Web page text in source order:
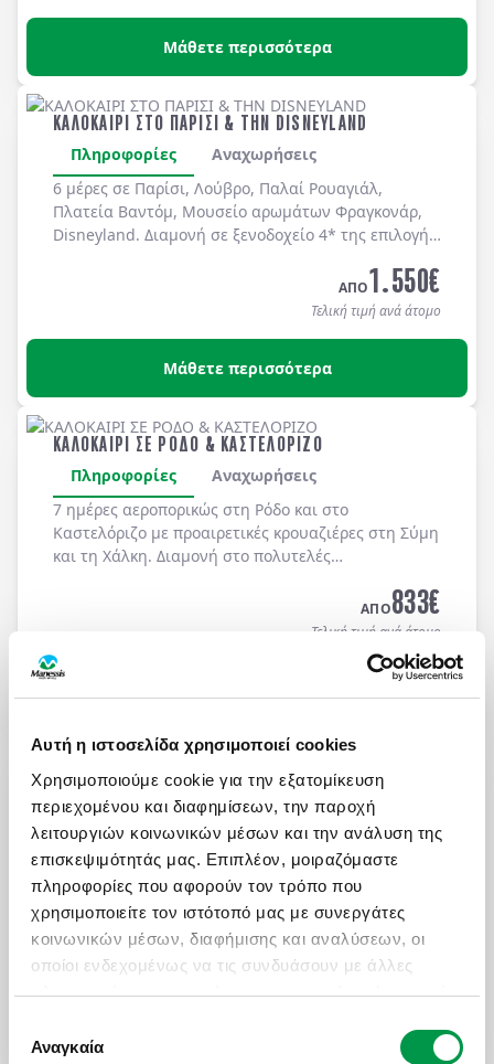
Αυτή η ιστοσελίδα χρησιμοποιεί cookies
Χρησιμοποιούμε cookie για την εξατομίκευση
περιεχομένου και διαφημίσεων, την παροχή
λειτουργιών κοινωνικών μέσων και την ανάλυση της
επισκεψιμότητάς μας. Επιπλέον, μοιραζόμαστε
πληροφορίες που αφορούν τον τρόπο που
χρησιμοποιείτε τον ιστότοπό μας με συνεργάτες
κοινωνικών μέσων, διαφήμισης και αναλύσεων, οι
οποίοι ενδεχομένως να τις συνδυάσουν με άλλες
πληροφορίες που τους έχετε παραχωρήσει ή τις οποίες
χρήση των υπηρεσιών τους.
συγκατάθεσης
Αναγκαία
Μάθετε περισσότερα
ΚΑΛΟΚΑΙΡΙ ΣΤΟ ΠΑΡΙΣΙ & ΤΗΝ DISNEYLAND
Πληροφορίες
Αναχωρήσεις
6 μέρες σε Παρίσι, Λούβρο, Παλαί Ρουαγιάλ,
Πλατεία Βαντόμ, Μουσείο αρωμάτων Φραγκονάρ,
Disneyland. Διαμονή σε ξενοδοχείo 4* της επιλογής
ΑΠΟ1.550€
Τελική τιμή ανά άτομο
Μάθετε περισσότερα
ΚΑΛΟΚΑΙΡΙ ΣΕ ΡΟΔΟ & ΚΑΣΤΕΛΟΡΙΖΟ
Πληροφορίες
Αναχωρήσεις
7 ημέρες αεροπορικώς στη Ρόδο και στο
Καστελόριζο με προαιρετικές κρουαζιέρες στη Σύμη
και τη Χάλκη. Διαμονή στο πολυτελές
(ημιδιατροφή).
ΑΠΟ833€
Τελική τιμή ανά άτομο
Πληροφορίες
Αναχωρήσεις
8 μέρες αεροπορικώς σε Όσλο, Μπέργκεν,
Στάβανγκερ, Κρίστιανσαντ, Ντράμεν. Διαμονή σε
επιλεγμένα ξενοδοχεία 3* & 4* με πρωινό μπουφέ
καθημερινά.
ΑΠΟ 2.100
Τελική τιμή ανά άτομο